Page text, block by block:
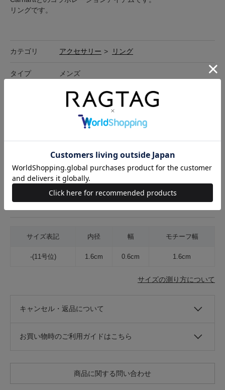
リングです。
カテゴリ アクセサリー > リング
タイプ メンズ
2200690252057
コンディションランクについて
カラー ゴールド
参考価格 27,500円位
サイズ表記 内径 幅 モチーフ幅
-(11号位) 1.6cm 0.6cm 1.6cm
サイズの測り方について
キャンセル・返品について
お買い物時のご利用ガイドはこちら
商品に関する問い合わせ